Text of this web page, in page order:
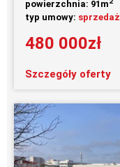
powierzchnia: 91m
typ umowy: sprzedaż
480 000zł
Szczegóły oferty